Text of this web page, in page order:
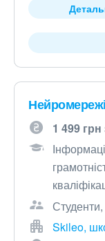
1 499
Skileo,